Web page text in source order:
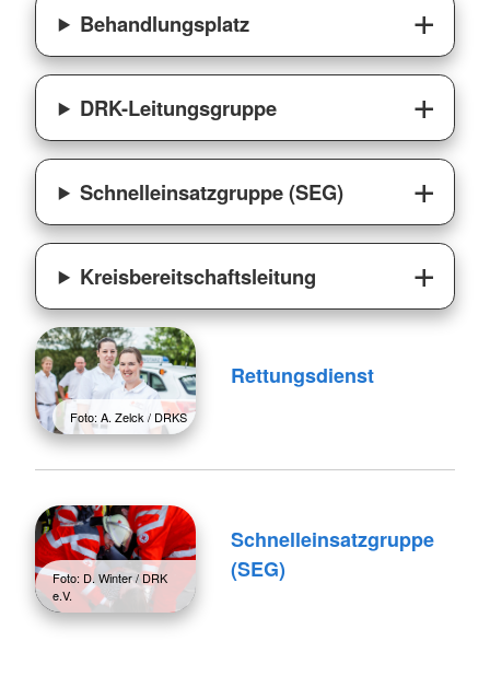
Behandlungsplatz
DRK-Leitungsgruppe
Schnelleinsatzgruppe (SEG)
Kreisbereitschaftsleitung
Foto: A. Zelck / DRKS
Rettungsdienst
Foto: D. Winter / DRK
e.V.
Schnelleinsatzgruppe
(SEG)